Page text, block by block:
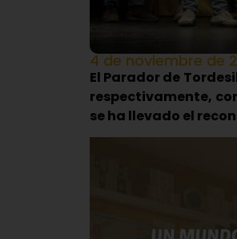
4 de noviembre de
El Parador de
respectivamente,
se ha llevado el